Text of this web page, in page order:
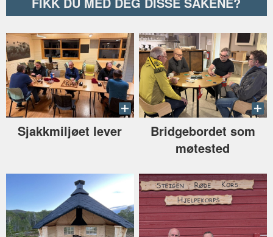
Sjakkmiljøet lever
Bridgebordet som
møtested